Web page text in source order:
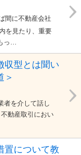
間に不動産会社
を見たり、重要
っ…
収型とは聞い
＞
者を介して話し
動産取引におい
置について教